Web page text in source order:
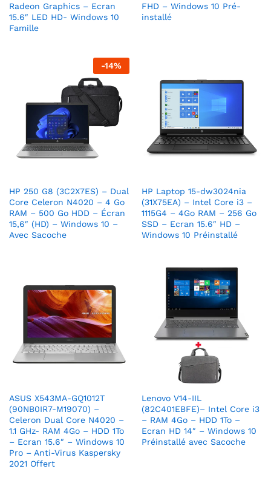
Radeon Graphics – Ecran
15.6″ LED HD- Windows 10
Famille
FHD – Windows 10 Pré-
installé
-14%
HP 250 G8 (3C2X7ES) – Dual
Core Celeron N4020 – 4 Go
RAM – 500 Go HDD – Écran
15,6″ (HD) – Windows 10 –
Avec Sacoche
HP Laptop 15-dw3024nia
(31X75EA) – Intel Core i3 –
1115G4 – 4Go RAM – 256 Go
SSD – Ecran 15.6″ HD –
Windows 10 Préinstallé
ASUS X543MA-GQ1012T
(90NB0IR7-M19070) –
Celeron Dual Core N4020 –
1.1 GHz- RAM 4Go – HDD 1To
– Ecran 15.6″ – Windows 10
Pro – Anti-Virus Kaspersky
2021 Offert
Lenovo V14-IIL
(82C401EBFE)– Intel Core i3
– RAM 4Go – HDD 1To –
Ecran HD 14″ – Windows 10
Préinstallé avec Sacoche